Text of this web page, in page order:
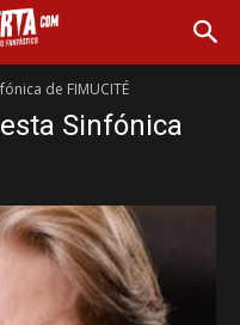
de FIMUCITÉ
Sinfónica